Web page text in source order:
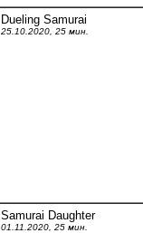
Dueling Samurai
25.10.2020, 25 мин.
Samurai Daughter
01.11.2020, 25 мин.